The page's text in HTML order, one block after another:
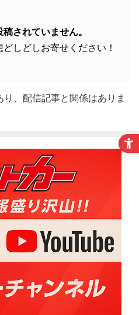
されていません。
しどしお寄せください！
、配信記事と関係はありま